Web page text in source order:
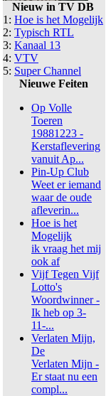
Nieuw in TV DB
1: Hoe is het Mogelijk
2: Typisch RTL
3: Kanaal 13
4: VTV
5: Super Channel
Nieuwe Feiten
Op Volle
Toeren
19881223 -
Kerstaflevering
vanuit Ap...
Pin-Up Club
Weet er iemand
waar de oude
afleverin...
Hoe is het
Mogelijk
ik vraag het mij
ook af
Vijf Tegen Vijf
Lotto's
Woordwinner -
Ik heb op 3-
11-...
Verlaten Mijn,
De
Verlaten Mijn -
Er staat nu een
compl...